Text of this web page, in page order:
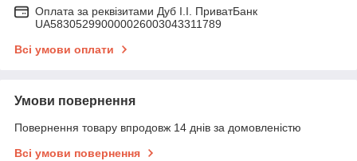
Оплата за реквізитами Дуб І.І. ПриватБанк
UA583052990000026003043311789
Всі умови оплати
Умови повернення
Повернення товару впродовж 14 днів за домовленістю
Всі умови повернення